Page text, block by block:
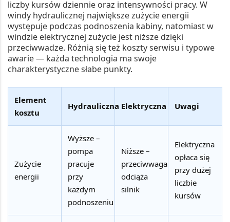
liczby kursów dziennie oraz intensywności pracy. W
windy hydraulicznej największe zużycie energii
występuje podczas podnoszenia kabiny, natomiast w
windzie elektrycznej zużycie jest niższe dzięki
przeciwwadze. Różnią się też koszty serwisu i typowe
awarie — każda technologia ma swoje
charakterystyczne słabe punkty.
Element
kosztu
Hydrauliczna Elektryczna Uwagi
Zużycie
energii
Wyższe –
pompa
pracuje
przy
każdym
podnoszeniu
Niższe –
przeciwwaga
odciąża
silnik
Elektryczna
opłaca się
przy dużej
liczbie
kursów